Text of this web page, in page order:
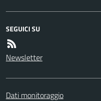
SEGUICI SU
Newsletter
Dati monitoraggio